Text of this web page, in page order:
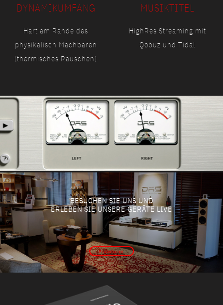
DYNAMIKUMFANG
Hart am Rande des
physikalisch Machbaren
(thermisches Rauschen)
MUSIKTITEL
HighRes Streaming mit
Qobuz und Tidal
BESUCHEN SIE UNS UND
ERLEBEN SIE UNSERE GERÄTE LIVE
Probehören